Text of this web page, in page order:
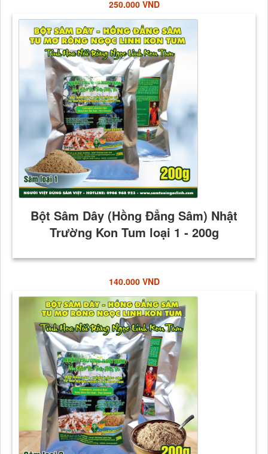
250.000 VND
140.000 VND